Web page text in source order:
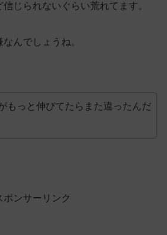
じられないぐらい荒れてます。
んでしょうね。
もっと伸びてたらまた違ったんだ
ポンサーリンク